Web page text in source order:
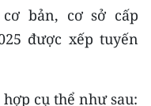
bản, cơ sở cấp
được xếp tuyến
cụ thể như sau: